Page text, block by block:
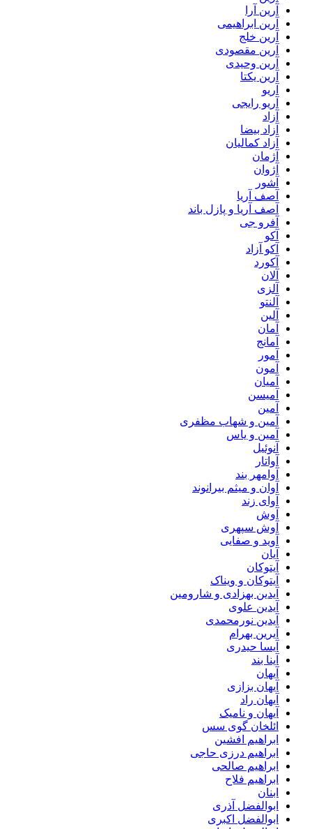
آرین آرا
آرین ابراهیمی
آرین خلج
آرین مقصودی
آرین وحیدی
آرین یکتا
آریو
آریو رایجی
آزاد
آزاد بیضا
آزاد کمالیان
آژمان
آژوان
آشور
آصف آریا
آصف آریا و پازل باند
آفرو جی
آکو
آکو آزاد
آکورد
آلان
آلزی
آلنتو
آلین
آمان
آمانج
آمور
آمون
آمیان
آمیسن
آمین
آمین و شهاب مظفری
آمین و یاس
آنوئیل
آواتار
آوامهر بند
آوان و میثم بیرانوند
آوای زند
آوش
آوش سپهری
آوید و صفایی
آیان
آیتوکان
آیتوکان و ویناک
آیدین بهزادی و شارومین
آیدین علوی
آیدین نورمحمدی
آیرین بهرام
آیسا حیدری
آینا بند
آیهان
آیهان بزازی
آیهان راد
آیهان و نامیک
ائلخان گوی سس
ابراهیم افشین
ابراهیم درزی حاجی
ابراهیم صالحی
ابراهیم فلاح
ابنان
ابوالفضل آذری
ابوالفضل اکبری